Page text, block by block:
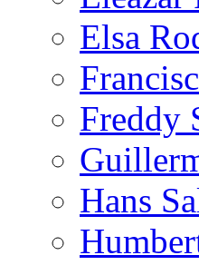
Elsa
Freddy
Hans